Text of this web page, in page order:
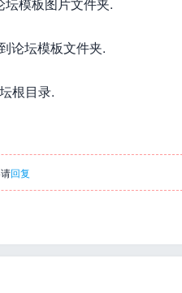
论坛模板文件夹.
根目录.
回复